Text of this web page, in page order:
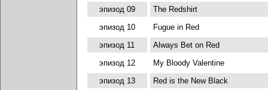
эпизод 09
The Redshirt
эпизод 10
Fugue in Red
эпизод 11
Always Bet on Red
эпизод 12
My Bloody Valentine
эпизод 13
Red is the New Black